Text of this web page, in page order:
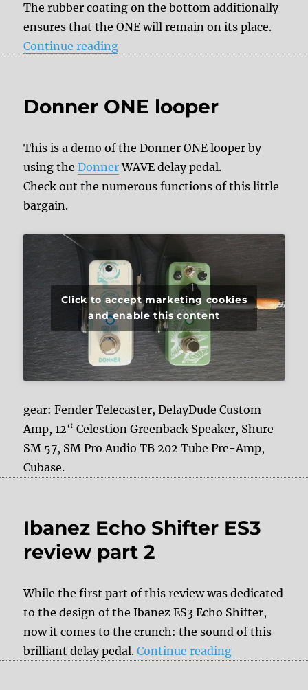
The rubber coating on the bottom additionally
ensures that the ONE will remain on its place.
Continue reading“Review: Donner ONE looper”
Donner ONE looper
This is a demo of the Donner ONE looper by
using theDonnerWAVE delay pedal.
Check out the numerous functions of this little
bargain.
Click to accept marketing cookies
and enable this content
gear: Fender Telecaster, DelayDude Custom
Amp, 12“ Celestion Greenback Speaker, Shure
SM 57, SM Pro Audio TB 202 Tube Pre-Amp,
Cubase.
Ibanez Echo Shifter ES3
review part 2
While the first part of this review was dedicated
to the design of the Ibanez ES3 Echo Shifter,
now it comes to the crunch: the sound of this
brilliant delay pedal.Continue reading“Ibanez